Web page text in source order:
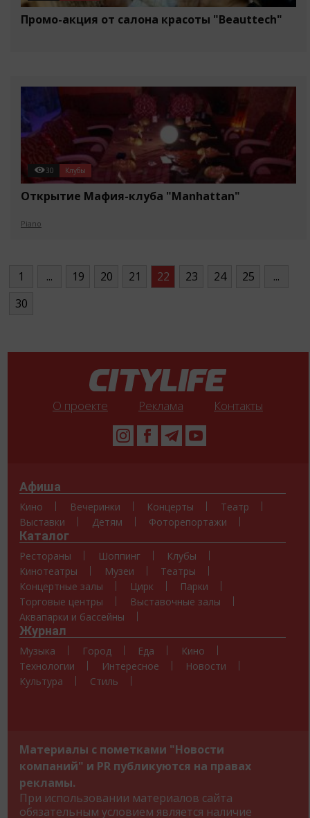
Промо-акция от салона красоты "Beauttech"
30 Клубы
Открытие Мафия-клуба "Manhattan"
Piano
1 ... 19 20 21 22 23 24 25
...
30
О проекте Реклама Контакты
Афиша
Кино Вечеринки Концерты
Театр
Выставки
Детям Фоторепортажи
Каталог
Рестораны Шоппинг
Клубы
Кинотеатры
Музеи
Театры
Концертные залы
Цирк
Парки
Торговые центры
Выставочные залы
Аквапарки и бассейны
Журнал
Музыка Город Еда
Кино
Технологии
Интересное
Новости
Культура
Стиль
Материалы с пометками "Новости
компаний" и PR публикуются на правах
рекламы.
При использовании материалов сайта
обязательным условием является наличие